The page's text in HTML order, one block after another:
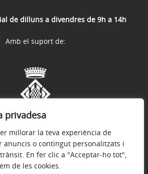
privadesa
millorar la teva experiència de
anuncis o contingut personalitzats i
En fer clic a "Acceptar-ho tot",
de les cookies.
de dilluns a divendres de 9h a 14h
de privacitat
Amb el suport de: